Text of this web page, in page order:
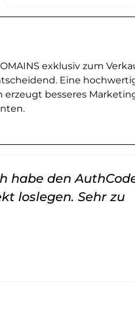
exklusiv zum
Eine
erzeugt besseres
habe den
loslegen. Sehr zu